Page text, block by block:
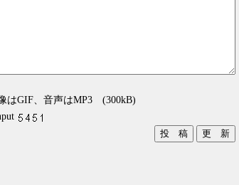
はGIF、音声はMP3 (300kB)